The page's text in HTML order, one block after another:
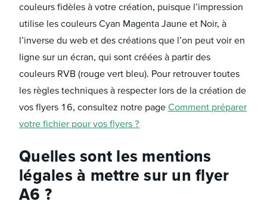
couleurs fidèles à votre création, puisque l’impression
utilise les couleurs Cyan Magenta Jaune et Noir, à
l’inverse du web et des créations que l’on peut voir en
ligne sur un écran, qui sont créées à partir des
couleurs RVB (rouge vert bleu). Pour retrouver toutes
les règles techniques à respecter lors de la création de
vos flyers 16, consultez notre page Comment préparer
votre fichier pour vos flyers ?
Quelles sont les mentions
légales à mettre sur un flyer
A6 ?